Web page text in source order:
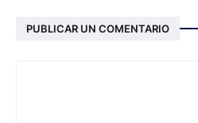
PUBLICAR UN COMENTARIO